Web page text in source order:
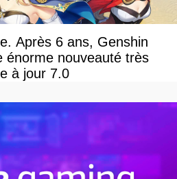
Après 6 ans, Genshin
énorme nouveauté très
à jour 7.0